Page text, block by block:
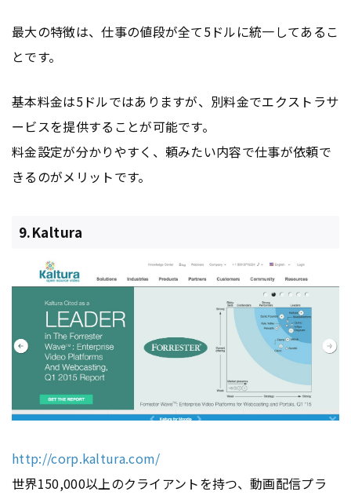
最大の特徴は、仕事の値段が全て5ドルに統一してあるこ
とです。
基本料金は5ドルではありますが、別料金でエクストラサ
ービスを提供することが可能です。
料金設定が分かりやすく、頼みたい内容で仕事が依頼で
きるのがメリットです。
9.Kaltura
http://corp.kaltura.com/
世界150,000以上のクライアントを持つ、動画配信プラ